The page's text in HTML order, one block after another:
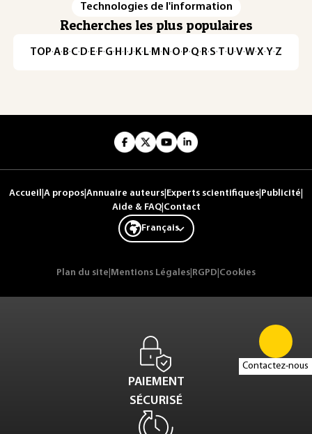
Contactez-nous
Technologies de l'information
Recherches les plus populaires
TOP·A·B·C· D· E· F·G· H · ·J· K· L· M · N ·O· P·Q· R·S·T·U·V·W·X·Y·Z
Accueil A propos Annuaire auteurs Experts scientifiques Publicité
Aide & FAQ| Contact
Français
Plan du site Mentions Légales RGPD Cookies
PAIEMENT
SÉCURISÉ